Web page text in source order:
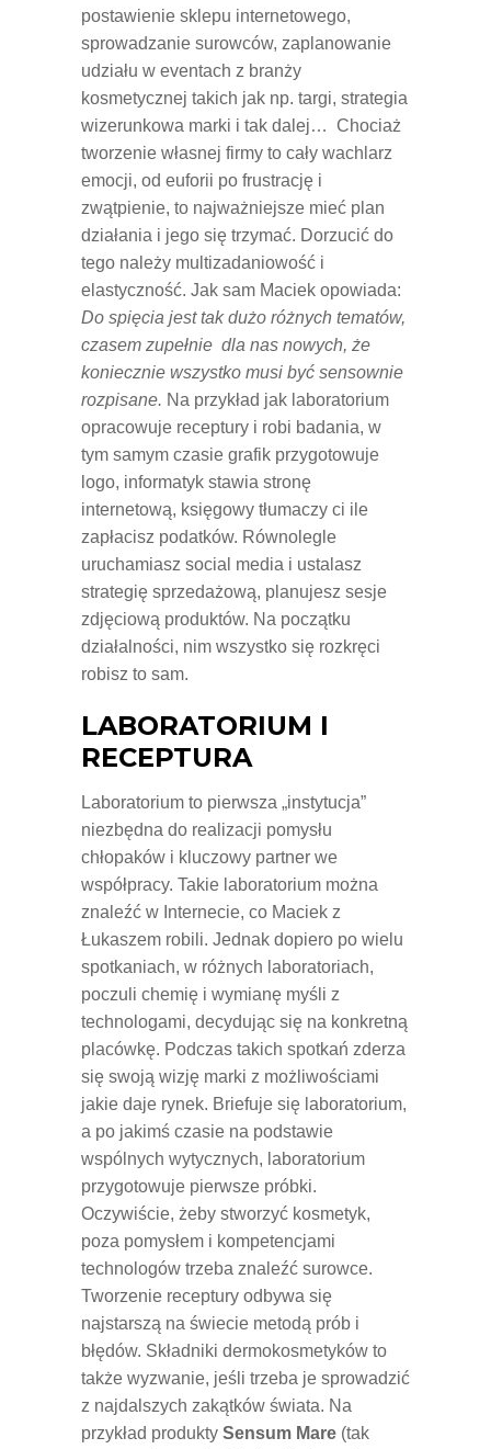
postawienie sklepu internetowego,
sprowadzanie surowców, zaplanowanie
udziału w eventach z branży
kosmetycznej takich jak np. targi, strategia
wizerunkowa marki i tak dalej… Chociaż
tworzenie własnej firmy to cały wachlarz
emocji, od euforii po frustrację i
zwątpienie, to najważniejsze mieć plan
działania i jego się trzymać. Dorzucić do
tego należy multizadaniowość i
elastyczność. Jak sam Maciek opowiada:
Do spięcia jest tak dużo różnych tematów,
czasem zupełnie dla nas nowych, że
koniecznie wszystko musi być sensownie
rozpisane. Na przykład jak laboratorium
opracowuje receptury i robi badania, w
tym samym czasie grafik przygotowuje
logo, informatyk stawia stronę
internetową, księgowy tłumaczy ci ile
zapłacisz podatków. Równolegle
uruchamiasz social media i ustalasz
strategię sprzedażową, planujesz sesje
zdjęciową produktów. Na początku
działalności, nim wszystko się rozkręci
robisz to sam.
LABORATORIUM I
RECEPTURA
Laboratorium to pierwsza „instytucja”
niezbędna do realizacji pomysłu
chłopaków i kluczowy partner we
współpracy. Takie laboratorium można
znaleźć w Internecie, co Maciek z
Łukaszem robili. Jednak dopiero po wielu
spotkaniach, w różnych laboratoriach,
poczuli chemię i wymianę myśli z
technologami, decydując się na konkretną
placówkę. Podczas takich spotkań zderza
się swoją wizję marki z możliwościami
jakie daje rynek. Briefuje się laboratorium,
a po jakimś czasie na podstawie
wspólnych wytycznych, laboratorium
przygotowuje pierwsze próbki.
Oczywiście, żeby stworzyć kosmetyk,
poza pomysłem i kompetencjami
technologów trzeba znaleźć surowce.
Tworzenie receptury odbywa się
najstarszą na świecie metodą prób i
błędów. Składniki dermokosmetyków to
także wyzwanie, jeśli trzeba je sprowadzić
z najdalszych zakątków świata. Na
przykład produkty Sensum Mare (tak